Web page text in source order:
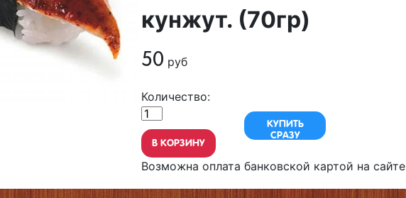
кунжут. (70гр)
50 руб
Количество:
В КОРЗИНУ
КУПИТЬ
СРАЗУ
Возможна оплата банковской картой на сайте